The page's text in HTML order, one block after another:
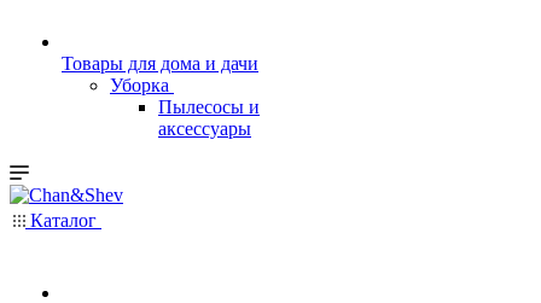
Товары для дома и дачи
Уборка
Пылесосы и
аксессуары
Каталог